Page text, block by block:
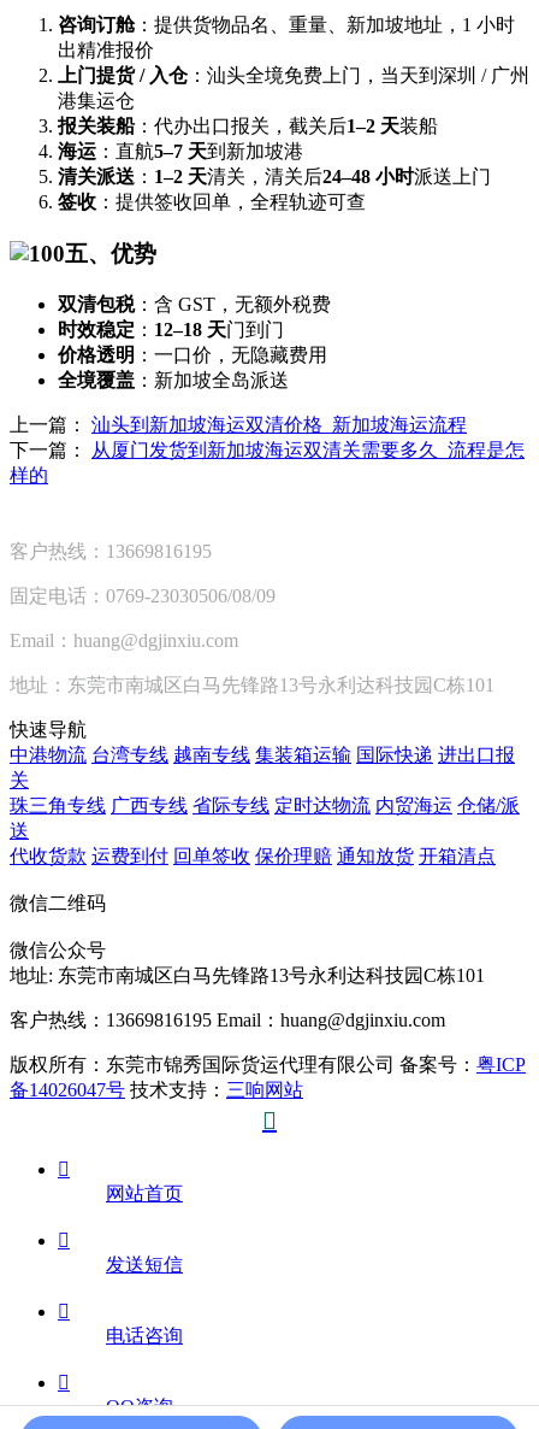
咨询订舱：提供货物品名、重量、新加坡地址，1 小时
出精准报价
上门提货 / 入仓：汕头全境免费上门，当天到深圳 / 广州
港集运仓
报关装船：代办出口报关，截关后1–2 天装船
海运 ：直航5–7 天到新加坡港
清关派送 ： 1–2 天清关，清关后24–48 小时派送上门
签收 ：提供签收回单，全程轨迹可查
五、优势
双清包税：含 GST，无额外税费
时效稳定 ： 12–18 天门到门
价格透明 ：一口价，无隐藏费用
全境覆盖 ：新加坡全岛派送
上一篇： 汕头到新加坡海运双清价格_新加坡海运流程
下一篇：
从厦门发货到新加坡海运双清关需要多久_流程是怎
样的
客户热线：13669816195
固定电话：0769-23030506/08/09
Email：huang@dgjinxiu.com
地址：东莞市南城区白马先锋路13号永利达科技园C栋101
快速导航
中港物流 台湾专线 越南专线 集装箱运输 国际快递 进出口报
关
珠三角专线 广西专线 省际专线 定时达物流 内贸海运 仓储/派
送
代收货款 运费到付 回单签收 保价理赔 通知放货 开箱清点
微信二维码
微信公众号
地址: 东莞市南城区白马先锋路13号永利达科技园C栋101
客户热线：13669816195 Email：huang@dgjinxiu.com
版权所有：东莞市锦秀国际货运代理有限公司 备案号： 粤ICP
备14026047号 技术支持： 三响网站


网站首页

发送短信

电话咨询

QQ咨询